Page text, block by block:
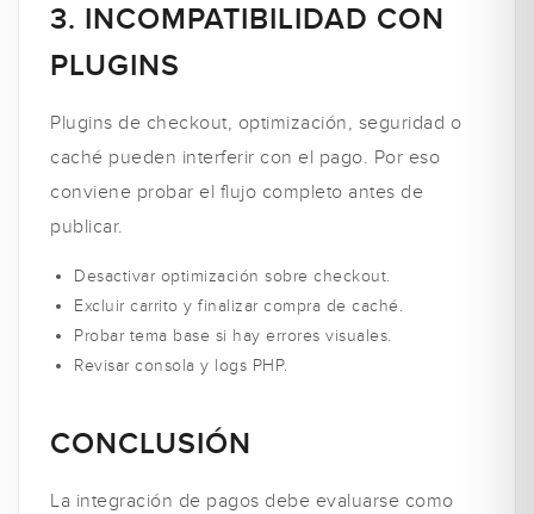
3. INCOMPATIBILIDAD CON
PLUGINS
Plugins de checkout, optimización, seguridad o
caché pueden interferir con el pago. Por eso
conviene probar el flujo completo antes de
publicar.
Desactivar optimización sobre checkout.
Excluir carrito y finalizar compra de caché.
Probar tema base si hay errores visuales.
Revisar consola y logs PHP.
CONCLUSIÓN
La integración de pagos debe evaluarse como